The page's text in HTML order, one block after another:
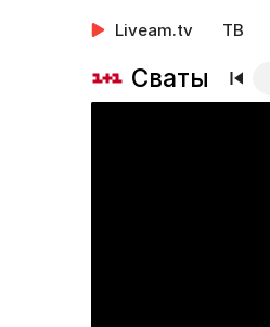
Liveam.tv ТВ
Сваты